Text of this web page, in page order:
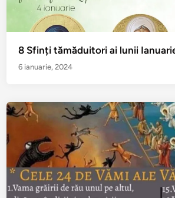
8 Sfinți tămăduitori ai lunii
6 ianuarie, 2024